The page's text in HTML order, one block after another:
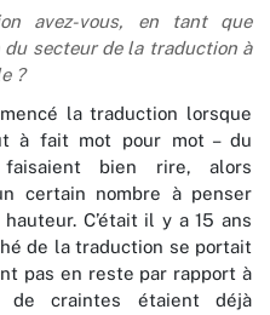
avez-vous, en tant que
du secteur de la traduction à
?
la traduction lorsque
à fait mot pour mot – du
bien rire, alors
certain nombre à penser
C’était il y a 15 ans
de la traduction se portait
pas en reste par rapport à
de craintes étaient déjà